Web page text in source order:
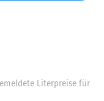
Literpreise für